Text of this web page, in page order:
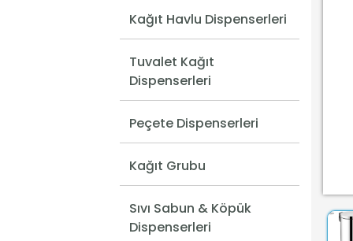
Kağıt Havlu Dispenserleri
Tuvalet Kağıt
Dispenserleri
Peçete Dispenserleri
Kağıt Grubu
Sıvı Sabun & Köpük
Dispenserleri